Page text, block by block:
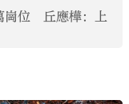
崗位 丘應樺：上